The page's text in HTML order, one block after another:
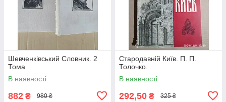
Шевченківський Словник. 2
Тома
В наявності
882 ₴ 980 ₴
Стародавній Київ. П. П.
Толочко.
В наявності
292,50 ₴ 325 ₴